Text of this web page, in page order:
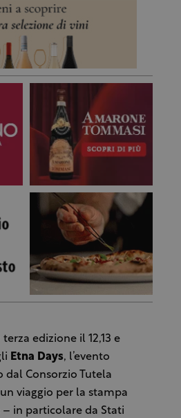
terza edizione il 12,13 e
Etna Days, l’evento
dal Consorzio Tutela
viaggio per la stampa
in particolare da Stati